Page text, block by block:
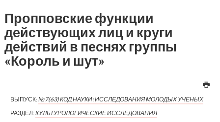
Пропповские функции
действующих лиц и круги
действий в песнях группы
«Король и шут»
ВЫПУСК:№7(63) КОД НАУКИ: ИССЛЕДОВАНИЯ МОЛОДЫХ УЧЕНЫХ
РАЗДЕЛ:КУЛЬТУРОЛОГИЧЕСКИЕ ИССЛЕДОВАНИЯ